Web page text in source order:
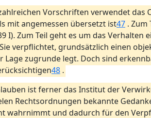
Vorschriften verwendet das
mit angemessen übersetzt ist47 . Zum
I). Zum Teil geht es um das
verpflichtet, grundsätzlich einen
zugrunde legt. Doch sind
48 .
ist ferner das Institut der
Rechtsordnungen bekannte
wahrnimmt und dadurch für den